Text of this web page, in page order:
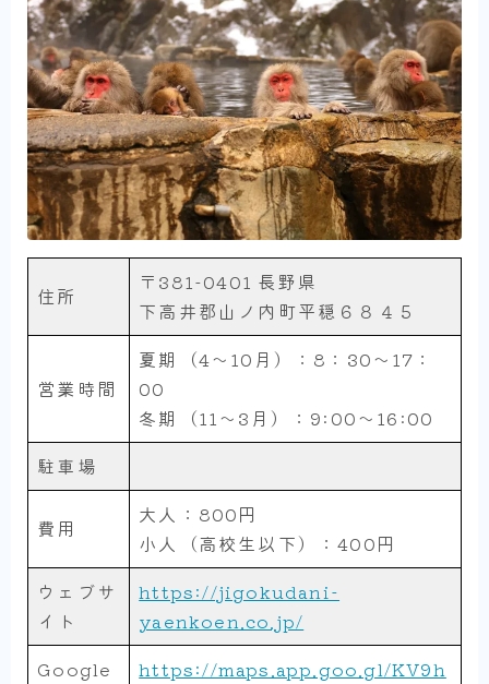
住所
〒381-0401 長野県
下高井郡山ノ内町平穏６８４５
営業時間
夏期（4～10月）：8：30～17：
00
冬期（11～3月）：9:00～16:00
駐車場
費用
大人：800円
小人（高校生以下）：400円
ウェブサ
イト
https://jigokudani-
yaenkoen.co.jp/
Google
https://maps.app.goo.gl/KV9h